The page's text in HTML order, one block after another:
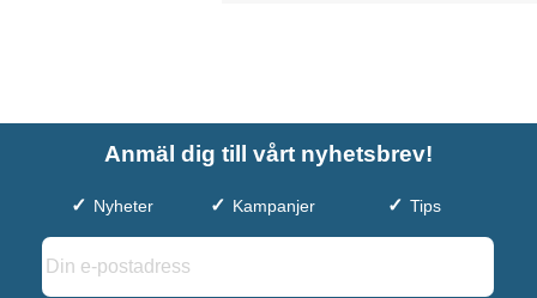
Anmäl dig till vårt nyhetsbrev!
Nyheter Kampanjer Tips